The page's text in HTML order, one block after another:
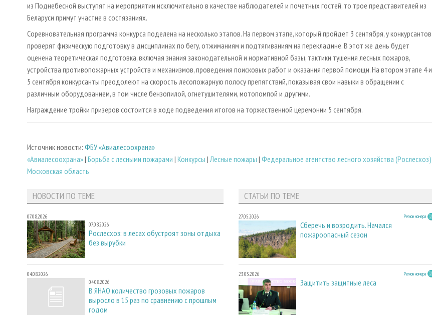
из Поднебесной выступят на мероприятии исключительно в качестве наблюдателей и почетных гостей, то трое представителей из
Беларуси примут участие в состязаниях.
Соревновательная программа конкурса поделена на несколько этапов. На первом этапе, который пройдет 3 сентября, у конкурсантов
проверят физическую подготовку в дисциплинах по бегу, отжиманиям и подтягиваниям на перекладине. В этот же день будет
оценена теоретическая подготовка, включая знания законодательной и нормативной базы, тактики тушения лесных пожаров,
устройства противопожарных устройств и механизмов, проведения поисковых работ и оказания первой помощи. На втором этапе 4 и
5 сентября конкурсанты преодолеют на скорость лесопожарную полосу препятствий, показывая свои навыки в обращении с
различным оборудованием, в том числе бензопилой, огнетушителями, мотопомпой и другими.
Награждение тройки призеров состоится в ходе подведения итогов на торжественной церемонии 5 сентября.
Источник новости: ФБУ «Авиалесоохрана»
«Авиалесоохрана»| Борьба с лесными пожарами | Конкурсы | Лесные пожары | Федеральное агентство лесного хозяйства (Рослесхоз)
Московская область
НОВОСТИ ПО ТЕМЕ
07.08.2026
07.08.2026
Рослесхоз: в лесах обустроят зоны отдыха
без вырубки
04.08.2026
04.08.2026
В ЯНАО количество грозовых пожаров
выросло в 15 раз по сравнению с прошлым
годом
СТАТЬИ ПО ТЕМЕ
27.05.2026 Регион номера
Сберечь и возродить. Начался
пожароопасный сезон
23.03.2026 Регион номера
Защитить защитные леса